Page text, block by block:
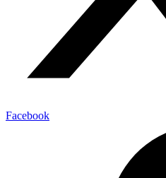
Facebook